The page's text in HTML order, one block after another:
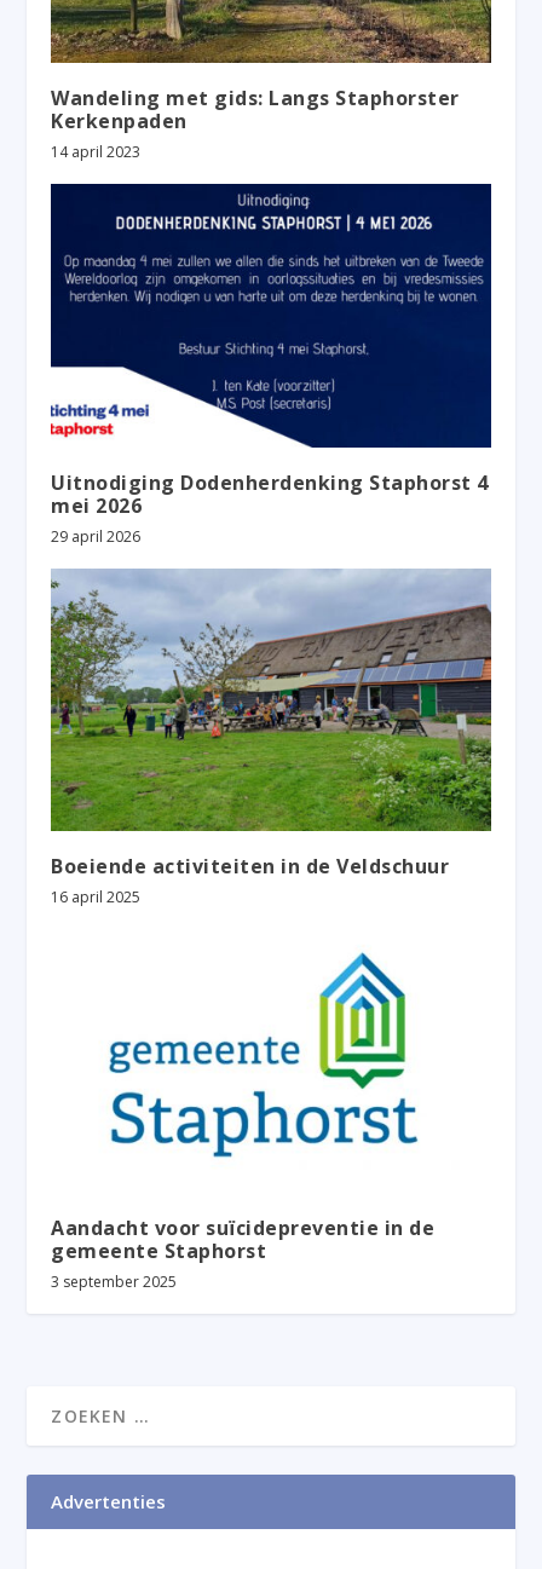
Wandeling met gids: Langs Staphorster
Kerkenpaden
14 april 2023
Uitnodiging Dodenherdenking Staphorst 4
mei 2026
29 april 2026
Boeiende activiteiten in de Veldschuur
16 april 2025
Aandacht voor suïcidepreventie in de
gemeente Staphorst
3 september 2025
Advertenties